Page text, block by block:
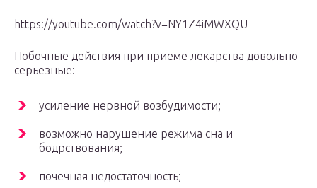
https://youtube.com/watch?v=NY1Z4iMWXQU
Побочные действия при приеме лекарства довольно
серьезные:
усиление нервной возбудимости;
возможно нарушение режима сна и
бодрствования;
почечная недостаточность;